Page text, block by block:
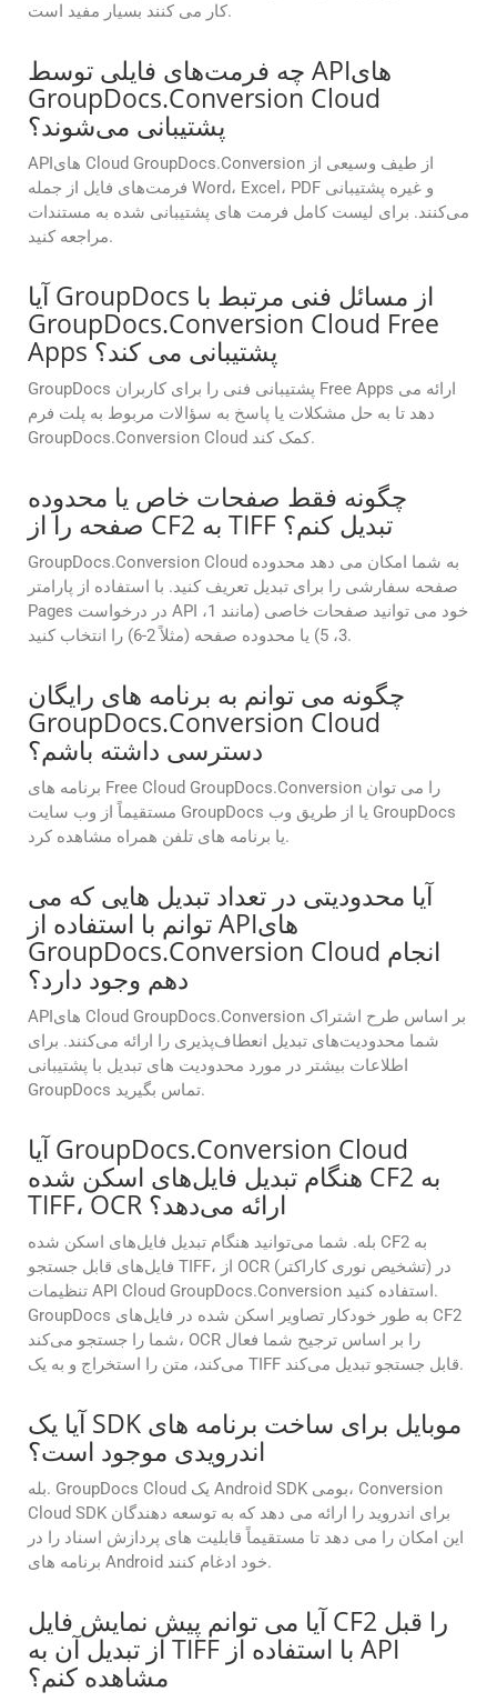
کار می کنند بسیار مفید است.
چه فرمت‌های فایلی توسط APIهای
GroupDocs.Conversion Cloud
پشتیبانی می‌شوند؟
APIهای Cloud GroupDocs.Conversion از طیف وسیعی از
فرمت‌های فایل از جمله Word، Excel، PDF و غیره پشتیبانی
می‌کنند. برای لیست کامل فرمت های پشتیبانی شده به مستندات
مراجعه کنید.
آیا GroupDocs از مسائل فنی مرتبط با
GroupDocs.Conversion Cloud Free
Apps پشتیبانی می کند؟
GroupDocs پشتیبانی فنی را برای کاربران Free Apps ارائه می
دهد تا به حل مشکلات یا پاسخ به سؤالات مربوط به پلت فرم
GroupDocs.Conversion Cloud کمک کند.
چگونه فقط صفحات خاص یا محدوده
صفحه را از CF2 به TIFF تبدیل کنم؟
GroupDocs.Conversion Cloud به شما امکان می دهد محدوده
صفحه سفارشی را برای تبدیل تعریف کنید. با استفاده از پارامتر
Pages در درخواست API خود می توانید صفحات خاصی (مانند 1،
3، 5) یا محدوده صفحه (مثلاً 2-6) را انتخاب کنید.
چگونه می توانم به برنامه های رایگان
GroupDocs.Conversion Cloud
دسترسی داشته باشم؟
برنامه های Free Cloud GroupDocs.Conversion را می توان
مستقیماً از وب سایت GroupDocs یا از طریق وب GroupDocs
یا برنامه های تلفن همراه مشاهده کرد.
آیا محدودیتی در تعداد تبدیل هایی که می
توانم با استفاده از APIهای
GroupDocs.Conversion Cloud انجام
دهم وجود دارد؟
APIهای Cloud GroupDocs.Conversion بر اساس طرح اشتراک
شما محدودیت‌های تبدیل انعطاف‌پذیری را ارائه می‌کنند. برای
اطلاعات بیشتر در مورد محدودیت های تبدیل با پشتیبانی
GroupDocs تماس بگیرید.
آیا GroupDocs.Conversion Cloud
هنگام تبدیل فایل‌های اسکن شده CF2 به
TIFF، OCR ارائه می‌دهد؟
بله. شما می‌توانید هنگام تبدیل فایل‌های اسکن شده CF2 به
فایل‌های قابل جستجو TIFF، از OCR (تشخیص نوری کاراکتر) در
تنظیمات API Cloud GroupDocs.Conversion استفاده کنید.
GroupDocs به طور خودکار تصاویر اسکن شده در فایل‌های CF2
شما را جستجو می‌کند، OCR را بر اساس ترجیح شما فعال
می‌کند، متن را استخراج و به یک TIFF قابل جستجو تبدیل می‌کند.
آیا یک SDK موبایل برای ساخت برنامه های
اندرویدی موجود است؟
بله. GroupDocs Cloud یک Android SDK بومی، Conversion
Cloud SDK برای اندروید را ارائه می دهد که به توسعه دهندگان
این امکان را می دهد تا مستقیماً قابلیت های پردازش اسناد را در
برنامه های Android خود ادغام کنند.
آیا می توانم پیش نمایش فایل CF2 را قبل
از تبدیل آن به TIFF با استفاده از API
مشاهده کنم؟